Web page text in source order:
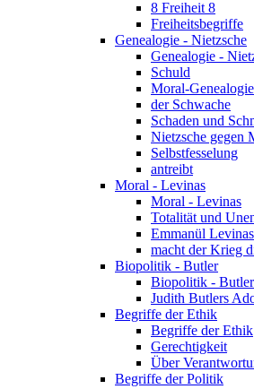
8 Freiheit 8
Freiheitsbegriffe
Genealogie - Nietzsche
Genealogie -
Schuld
Moral-Genealogie
der Schwache
Schaden und
Nietzsche gegen
Selbstfesselung
antreibt
Moral - Levinas
Moral - Levinas
Totalität und
Emmanül Levinas
macht der Krieg
Biopolitik - Butler
Biopolitik - Butler
Judith Butlers
Begriffe der Ethik
Begriffe der Ethik
Gerechtigkeit
Über
Begriffe der Politik